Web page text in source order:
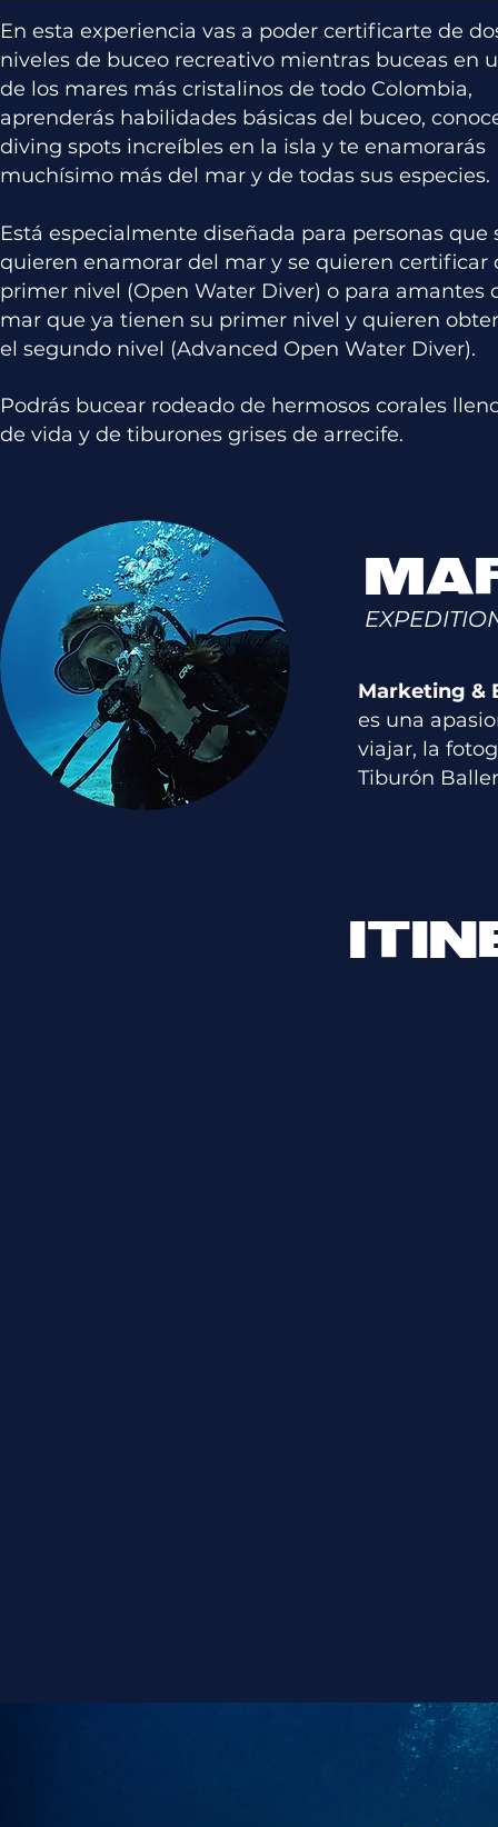
En esta experiencia vas a poder certificarte de
niveles de buceo recreativo mientras buceas en
de los mares más cristalinos de todo Colombia,
aprenderás habilidades básicas del buceo,
diving spots increíbles en la isla y te enamorarás
muchísimo más del mar y de todas sus especies.
Está especialmente diseñada para personas que
quieren enamorar del mar y se quieren certificar
primer nivel (Open Water Diver) o para amantes
mar que ya tienen su primer nivel y quieren
el segundo nivel (Advanced Open Water Diver).
Podrás bucear rodeado de hermosos corales
de vida y de tiburones grises de arrecife.
Marketing &
es una
viajar, la
Tiburón